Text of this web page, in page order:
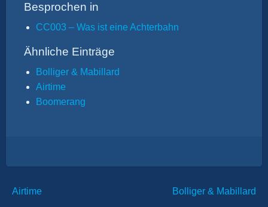
Besprochen in
CC003 – Was ist eine Achterbahn
Ähnliche Einträge
Bolliger & Mabillard
Airtime
Boomerang
Beitragsnavigation
Airtime Bolliger & Mabillard